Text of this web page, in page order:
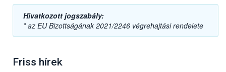
Hivatkozott jogszabály:
* az EU Bizottságának 2021/2246 végrehajtási rendelete
Friss hírek